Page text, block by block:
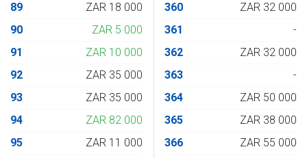
89
ZAR 18 000
90
ZAR 5 000
91
ZAR 10 000
92
ZAR 35 000
93
ZAR 35 000
94
ZAR 82 000
95
ZAR 11 000
360
ZAR 32 000
361
-
362
ZAR 32 000
363
-
364
ZAR 50 000
365
ZAR 38 000
366
ZAR 55 000